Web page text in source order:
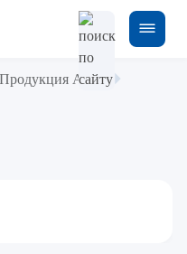
Продукция Apple